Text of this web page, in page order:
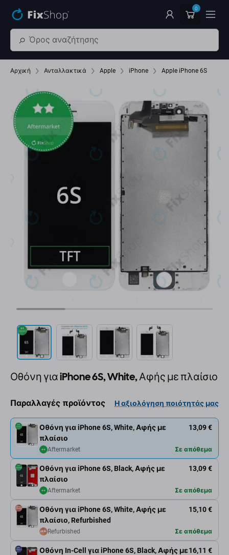
0
Αρχική Ανταλλακτικά Apple iPhone Apple iPhone 6S
Οθόνη για iPhone 6S, White, Αφής με πλαίσιο
Παραλλαγές προϊόντος Η αξιολόγηση ποιότητάς μας
Οθόνη για iPhone 6S, White, Αφής με
πλαίσιο
13,09 €
Aftermarket Σε απόθεμα
Οθόνη για iPhone 6S, Black, Αφής με
πλαίσιο
13,09 €
Aftermarket Σε απόθεμα
Οθόνη για iPhone 6S, White, Αφής με
πλαίσιο, Refurbished
15,10 €
Refurbished Σε απόθεμα
Οθόνη In-Cell για iPhone 6S, Black, Αφής με16,11 €